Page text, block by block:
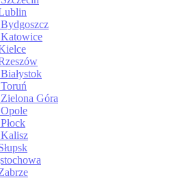
Góra